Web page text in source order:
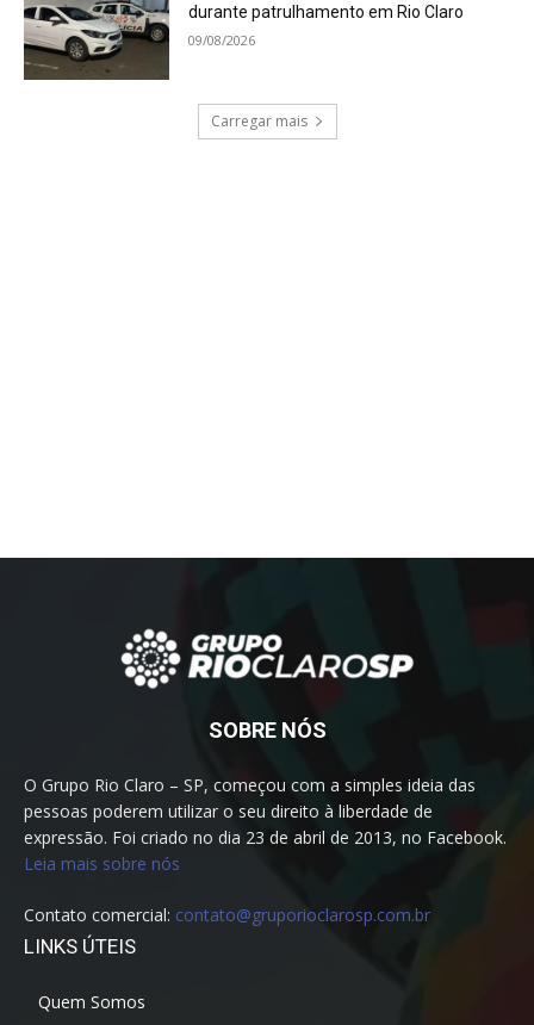
durante patrulhamento em Rio Claro
09/08/2026
Carregar mais
SOBRE NÓS
O Grupo Rio Claro – SP, começou com a simples ideia das
pessoas poderem utilizar o seu direito à liberdade de
expressão. Foi criado no dia 23 de abril de 2013, no Facebook.
Leia mais sobre nós
Contato comercial: contato@gruporioclarosp.com.br
LINKS ÚTEIS
Quem Somos